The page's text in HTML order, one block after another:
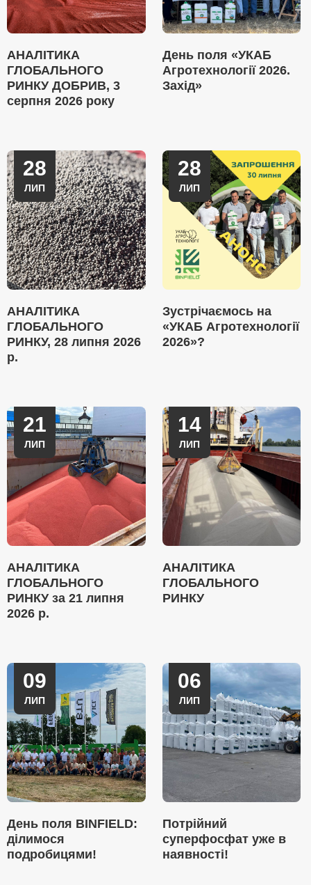
АНАЛІТИКА
ГЛОБАЛЬНОГО
РИНКУ ДОБРИВ, 3
серпня 2026 року
День поля «УКАБ
Агротехнології 2026.
Захід»
28
ЛИП
АНАЛІТИКА
ГЛОБАЛЬНОГО
РИНКУ, 28 липня 2026
р.
28
ЛИП
Зустрічаємось на
«УКАБ Агротехнології
2026»?
21
ЛИП
АНАЛІТИКА
ГЛОБАЛЬНОГО
РИНКУ за 21 липня
2026 р.
14
ЛИП
АНАЛІТИКА
ГЛОБАЛЬНОГО
РИНКУ
09
ЛИП
День поля BINFIELD:
ділимося
подробицями!
06
ЛИП
Потрійний
суперфосфат уже в
наявності!